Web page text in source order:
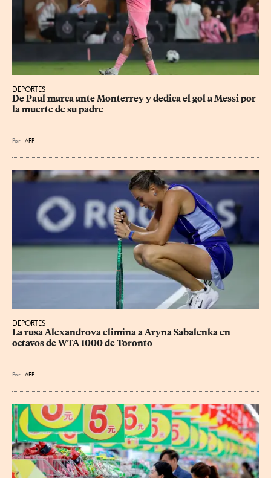
DEPORTES
De Paul marca ante Monterrey y dedica el gol a Messi por
la muerte de su padre
Por AFP
DEPORTES
La rusa Alexandrova elimina a Aryna Sabalenka en
octavos de WTA 1000 de Toronto
Por AFP